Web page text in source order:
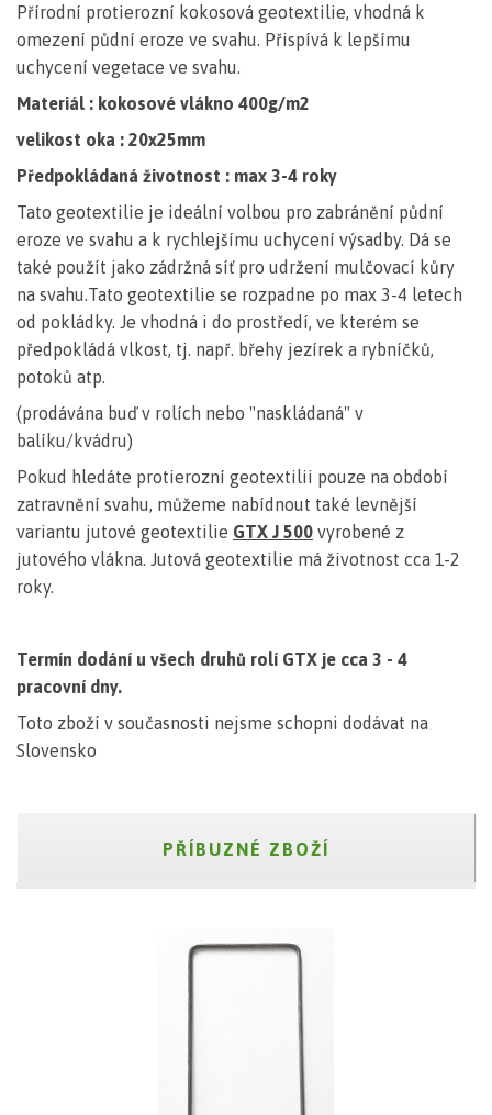
Přírodní protierozní kokosová geotextilie, vhodná k
omezení půdní eroze ve svahu. Přispívá k lepšímu
uchycení vegetace ve svahu.
Materiál : kokosové vlákno 400g/m2
velikost oka : 20x25mm
Předpokládaná životnost : max 3-4 roky
Tato geotextilie je ideální volbou pro zabránění půdní
eroze ve svahu a k rychlejšímu uchycení výsadby. Dá se
také použít jako zádržná síť pro udržení mulčovací kůry
na svahu.Tato geotextilie se rozpadne po max 3-4 letech
od pokládky. Je vhodná i do prostředí, ve kterém se
předpokládá vlkost, tj. např. břehy jezírek a rybníčků,
potoků atp.
(prodávána buď v rolích nebo "naskládaná" v
balíku/kvádru)
Pokud hledáte protierozní geotextilii pouze na období
zatravnění svahu, můžeme nabídnout také levnější
variantu jutové geotextilie GTX J 500 vyrobené z
jutového vlákna. Jutová geotextilie má životnost cca 1-2
roky.
Termín dodání u všech druhů rolí GTX je cca 3 - 4
pracovní dny.
Toto zboží v současnosti nejsme schopni dodávat na
Slovensko
PŘÍBUZNÉ ZBOŽÍ